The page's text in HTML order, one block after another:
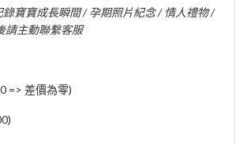
寶寶成長瞬間 / 孕期照片紀念 / 情人禮物 /
請主動聯繫客服
=> 差價為零)
)